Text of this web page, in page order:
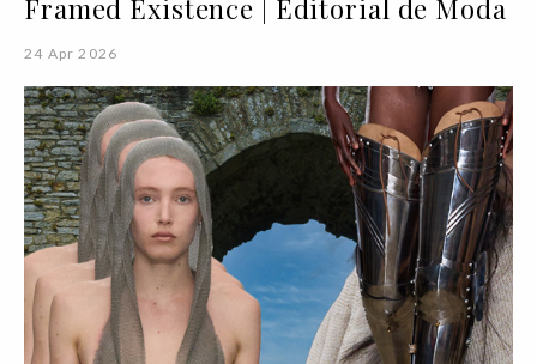
Framed Existence | Editorial de Moda
24 Apr 2026